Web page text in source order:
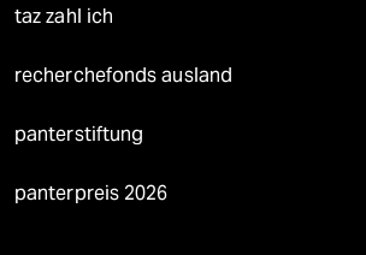
taz zahl ich
recherchefonds ausland
panterstiftung
panterpreis 2026